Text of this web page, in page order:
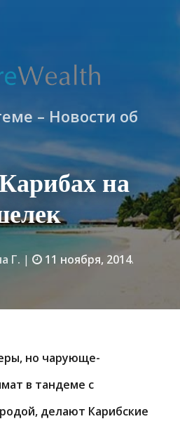
– Новости об
на
Г. | 11 ноября, 2014.
но чарующе-
в тандеме с
делают Карибские